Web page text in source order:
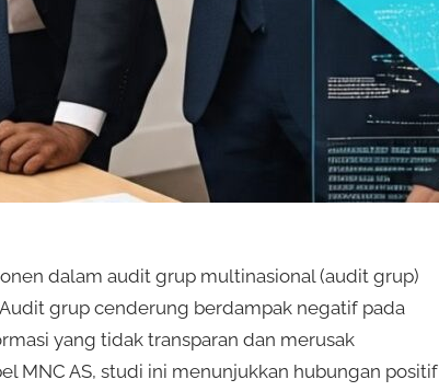
dalam audit grup multinasional (audit grup)
grup cenderung berdampak negatif pada
yang tidak transparan dan merusak
MNC AS, studi ini menunjukkan hubungan positif